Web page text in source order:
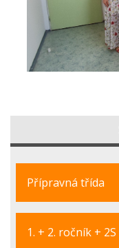
Přípravná třída
1. + 2. ročník + 2S